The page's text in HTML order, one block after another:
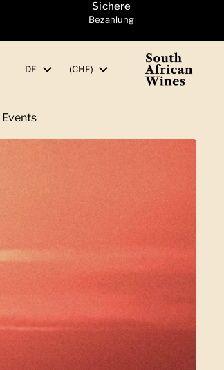
Sichere
Bezahlung
Sprache
DE Land/Region
(CHF)
Events